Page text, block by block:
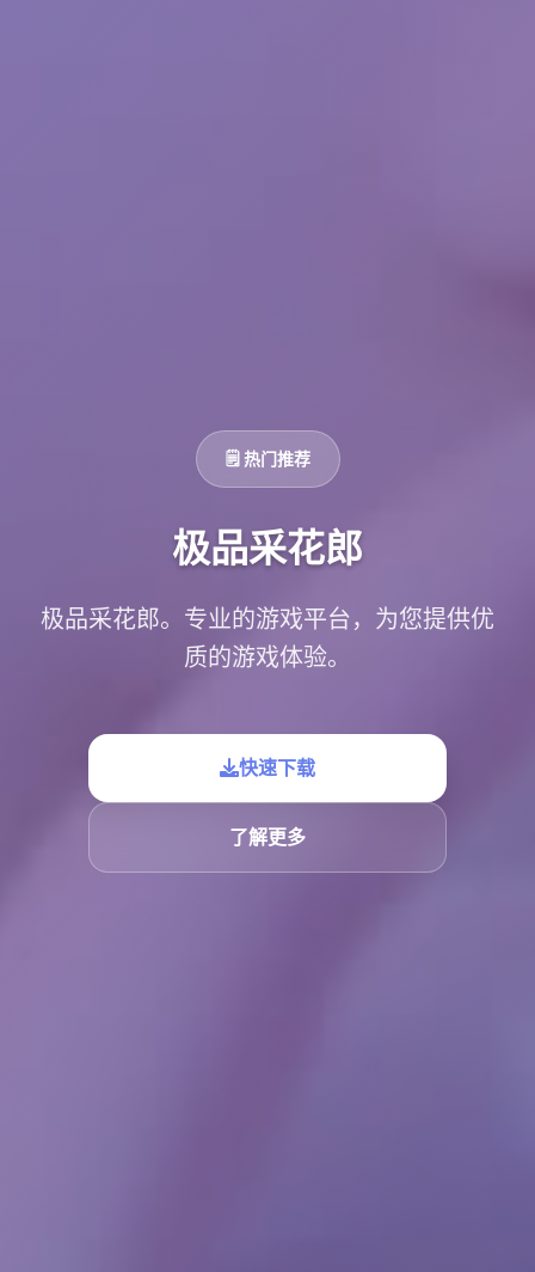
🗒️ 热门推荐
极品采花郎
极品采花郎。专业的游戏平台，为您提供优
质的游戏体验。
快速下载
了解更多